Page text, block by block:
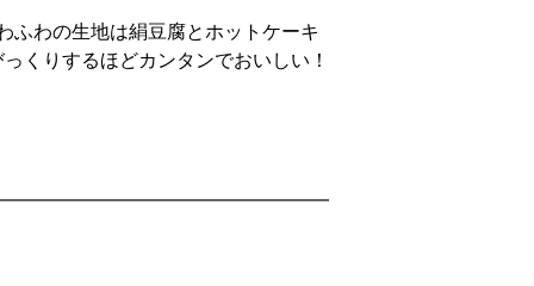
ふわの生地は絹豆腐とホットケーキ
くりするほどカンタンでおいしい！